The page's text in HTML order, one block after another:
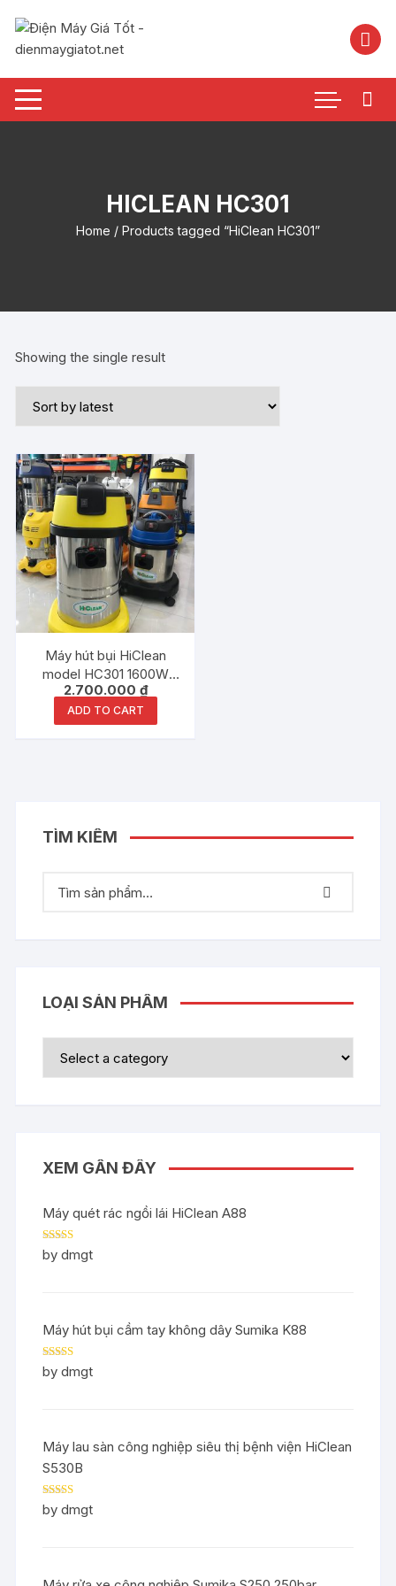
nội
HICLEAN HC301
Home / Products tagged “HiClean HC301”
Showing the single result
Máy hút bụi HiClean
model HC301 1600W
30Lit chính hãng
2.700.000 ₫
ADD TO CART
TÌM KIẾM
LOẠI SẢN PHẨM
XEM GẦN ĐÂY
Máy quét rác ngồi lái HiClean A88
Rated5out
of 5
by dmgt
Máy hút bụi cầm tay không dây Sumika K88
Rated5out
of 5
by dmgt
Máy lau sàn công nghiệp siêu thị bệnh viện HiClean
S530B
Rated5out
of 5
by dmgt